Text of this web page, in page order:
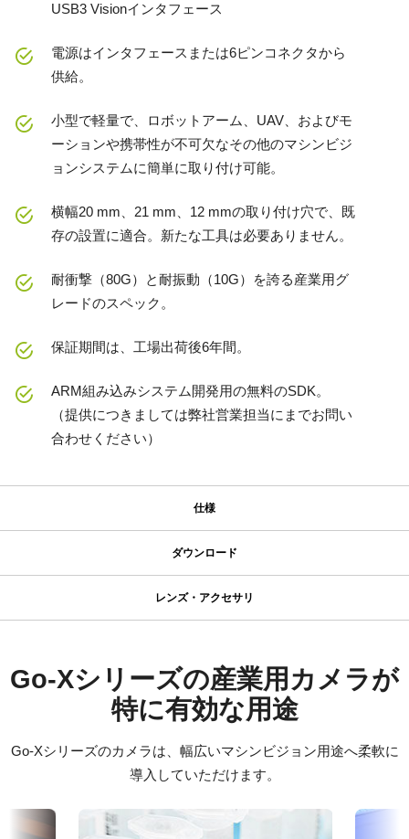
USB3 Visionインタフェース
電源はインタフェースまたは6ピンコネクタから
供給。
小型で軽量で、ロボットアーム、UAV、およびモ
ーションや携帯性が不可欠なその他のマシンビジ
ョンシステムに簡単に取り付け可能。
横幅20 mm、21 mm、12 mmの取り付け穴で、既
存の設置に適合。新たな工具は必要ありません。
耐衝撃（80G）と耐振動（10G）を誇る産業用グ
レードのスペック。
保証期間は、工場出荷後6年間。
ARM組み込みシステム開発用の無料のSDK。
（提供につきましては弊社営業担当にまでお問い
合わせください）
仕様
カメラタイプ
カラー／モノクロ
ダウンロード
ダウンロード
データシート - GOX-3200-USB
マニュアル - GOX-3200-USB
ソフトウェア
レンズ・アクセサリ
JAI のコンパクト C マウントレンズは、JAI のマシンビジョンカメ
ラに搭載された最先端センサと組み合わせることで、優れた性能
とコストパフォーマンスを両立するよう設計されています。
ラインアップは、センサフォーマットに応じて 4mm から
75mm までの固定焦点レンズを取り揃えています。
えており、工場環境における信頼性の高い運用を可能にします。
Go-Xシリーズの産業用カメラが
特に有効な用途
Go-Xシリーズのカメラは、幅広いマシンビジョン用途へ柔軟に
導入していただけます。